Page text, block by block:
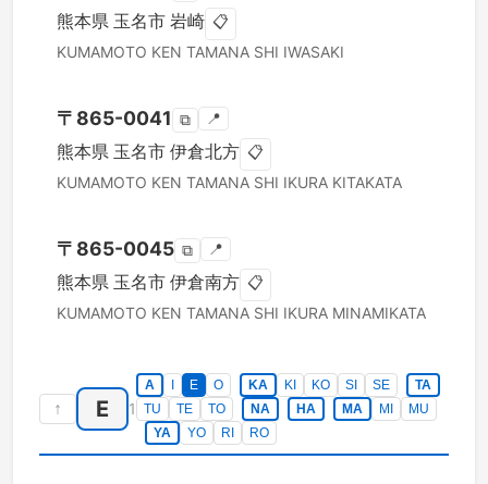
熊本県 玉名市 岩崎 📋
KUMAMOTO KEN TAMANA SHI IWASAKI
〒 865-0041 ⧉ 📍
熊本県 玉名市 伊倉北方 📋
KUMAMOTO KEN TAMANA SHI IKURA KITAKATA
〒 865-0045 ⧉ 📍
熊本県 玉名市 伊倉南方 📋
KUMAMOTO KEN TAMANA SHI IKURA MINAMIKATA
↑ E 1
A E O KA KI KO SI SE
TA
TU
TE TO NA HA MA MI
MU
YA
YO RI RO